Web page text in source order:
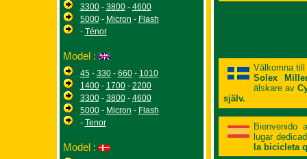
3300- 3800- 4600
5000- Micron - Flash
- Ténor
Model :
45- 330- 660- 1010
1400- 1700- 2200
3300- 3800- 4600
5000- Micron - Flash
- Tenor
Model :
Välkomna till
Solex
älskare av
själv.
Bienvenido
lugar
la bicicleta